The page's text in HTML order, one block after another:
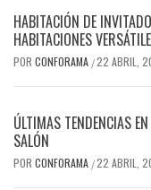
HABITACIÓN DE
HABITACIONES
POR CONFORAMA /22 ABRIL,
ÚLTIMAS TENDENCIAS
SALÓN
POR CONFORAMA /22 ABRIL,